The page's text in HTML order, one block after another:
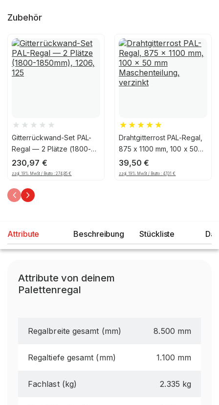
Zubehör
Gitterrückwand-Set PAL-
Regal — 2 Plätze (1800-
1850mm), 1206, 125
230,97 €
zzgl. 19% MwSt / Brutto :274,85€
Drahtgitterrost PAL-Regal,
875 x 1100 mm, 100 x 50
mm Maschenteilung,
verzinkt
39,50€
zzgl. 19% MwSt / Brutto :47,01€
Attribute Beschreibung Stückliste
Attribute von deinem
Palettenregal
Regalbreite gesamt (mm) 8.500 mm
Regaltiefe gesamt (mm) 1.100 mm
Fachlast (kg) 2.335 kg